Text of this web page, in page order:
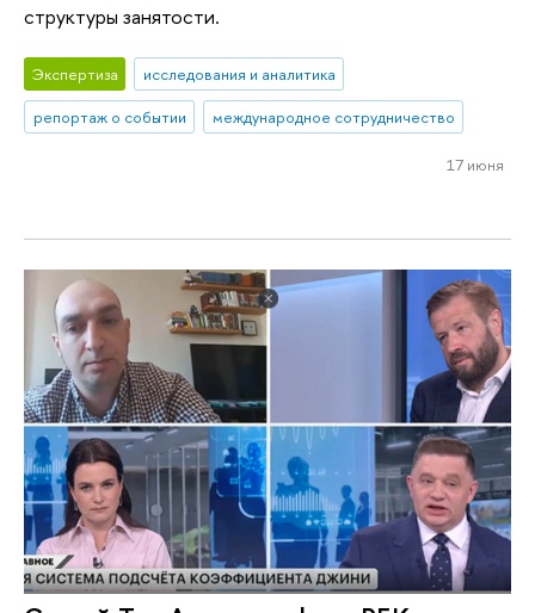
структуры занятости.
Экспертиза
исследования и аналитика
репортаж о событии
международное сотрудничество
17 июня